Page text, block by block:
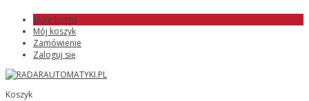
Moje konto
Mój koszyk
Zamówienie
Zaloguj się
Koszyk